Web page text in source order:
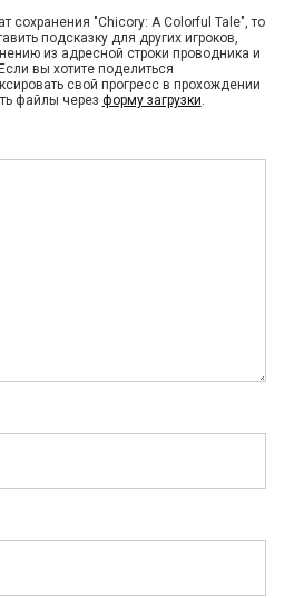
сохранения "Chicory: A Colorful Tale", то
подсказку для других игроков,
из адресной строки проводника и
вы хотите поделиться
свой прогресс в прохождении
файлы через форму загрузки.